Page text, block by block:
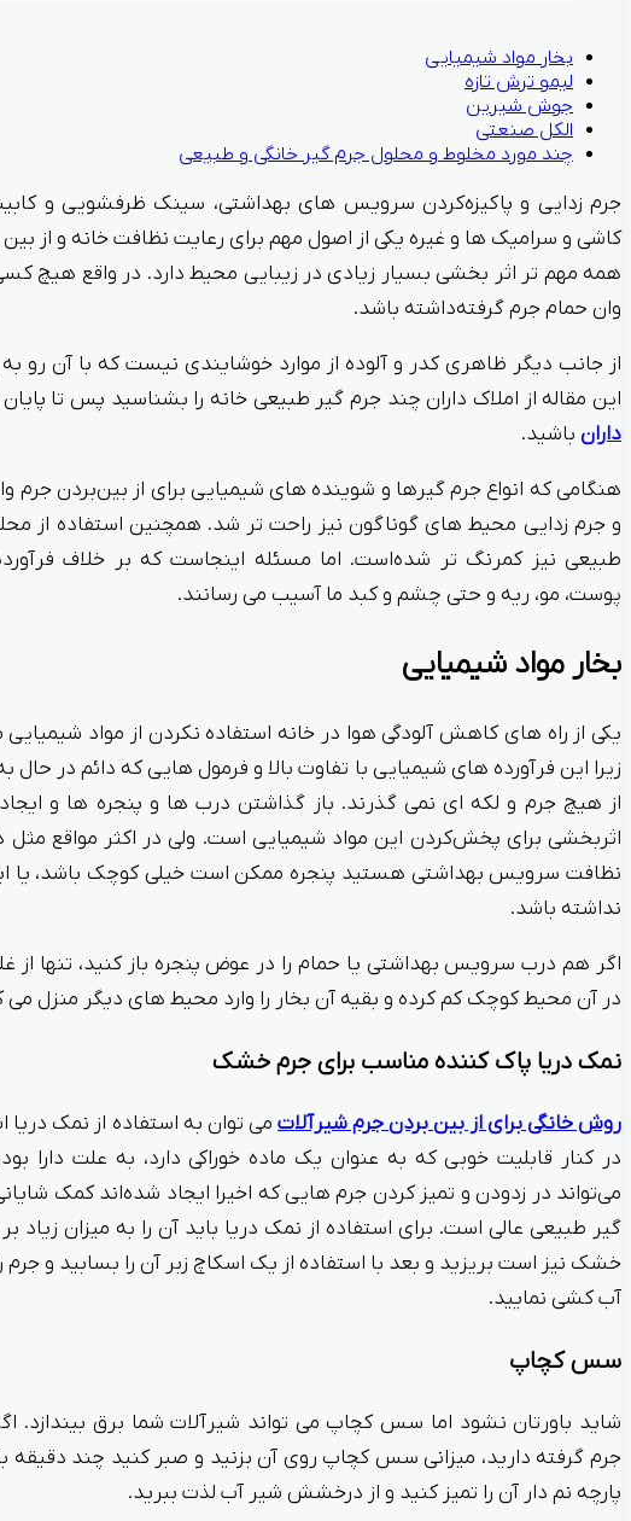
بخار مواد شیمیایی
لیمو ترش تازه
جوش شیرین
الکل صنعتی
چند مورد مخلوط و محلول جرم‌ گیر خانگی و طبیعی
جرم‌ زدایی و پاکیزه‌کردن سرویس‌ های بهداشتی، سینک ظرفشویی و
کاشی و سرامیک‌ ها و غیره یکی از اصول مهم برای رعایت نظافت خانه و از
همه مهم تر اثر بخشی بسیار زیادی در زیبایی محیط دارد. در واقع هیچ
وان حمام جرم گرفته‌داشته باشد.
از جانب دیگر ظاهری کدر و آلوده از موارد خوشایندی نیست که با آن رو
این مقاله از املاک داران چند جرم گیر طبیعی خانه را بشناسید پس تا
داران باشید.
هنگامی که انواع جرم گیرها و شوینده‌ های شیمیایی برای از بین‌بردن جرم
و جرم زدایی محیط های گوناگون نیز راحت تر شد. همچنین استفاده از
طبیعی نیز کمرنگ تر شده‌است. اما مسئله اینجاست که بر خلاف
پوست، مو، ریه و حتی چشم و کبد ما آسیب می رسانند.
بخار مواد شیمیایی
یکی از راه های کاهش آلودگی هوا در خانه استفاده نکردن از مواد
زیرا این فرآورده های شیمیایی با تفاوت بالا و فرمول‌ هایی که دائم در حال
از هیچ جرم و لکه‌ ای نمی گذرند. باز گذاشتن درب ها و پنجره‌ ها و
اثربخشی برای پخش‌کردن این مواد شیمیایی است. ولی در اکثر مواقع
نظافت سرویس بهداشتی هستید پنجره ممکن است خیلی کوچک باشد، یا
نداشته باشد.
اگر هم درب سرویس بهداشتی یا حمام را در عوض پنجره باز کنید، تنها از
در آن محیط کوچک کم کرده و بقیه آن بخار را وارد محیط های دیگر منزل می‌
نمک دریا پاک کننده مناسب برای جرم خشک
روش خانگی برای از بین بردن جرم شیرآلاتمی توان به استفاده از نمک دریا
در کنار قابلیت خوبی که به عنوان یک ماده خوراکی دارد، به علت دارا
می‌‌تواند در زدودن و تمیز کردن جرم هایی که اخیرا ایجاد شده‌‌اند کمک
گیر طبیعی عالی است. برای استفاده از نمک دریا باید آن را به میزان
خشک نیز است بریزید و بعد با استفاده از یک اسکاچ زبر آن را بسابید و
آب کشی نمایید.
سس کچاپ
شاید باورتان نشود اما سس کچاپ می تواند شیرآلات شما برق بیندازد.
جرم گرفته دارید، میزانی سس کچاپ روی آن بزنید و صبر کنید چند
پارچه نم‌ دار آن را تمیز کنید و از درخشش شیر آب لذت ببرید.